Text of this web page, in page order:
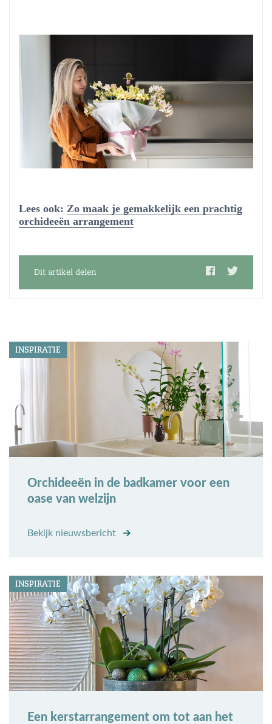
Lees ook: Zo maak je gemakkelijk een prachtig
orchideeën arrangement
Dit artikel delen
INSPIRATIE
Orchideeën in de badkamer voor een
oase van welzijn
Bekijk nieuwsbericht
INSPIRATIE
Een kerstarrangement om tot aan het